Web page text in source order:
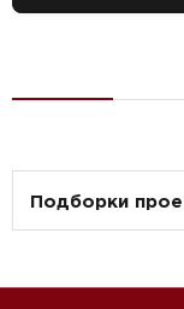
Подборки